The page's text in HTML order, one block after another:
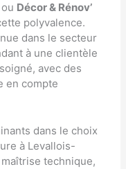
ou Décor & Rénov’
polyvalence.
dans le secteur
à une clientèle
avec des
en compte
dans le choix
à Levallois-
technique,